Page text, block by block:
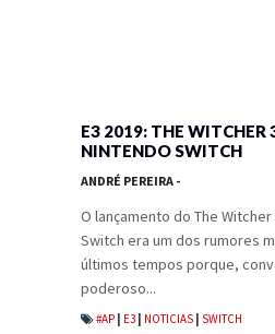
E3 2019: THE WITCHER
NINTENDO SWITCH
ANDRÉ PEREIRA -
O lançamento do The Witcher
Switch era um dos rumores
últimos tempos porque,
poderoso...
#AP E3 NOTICIAS SWITCH